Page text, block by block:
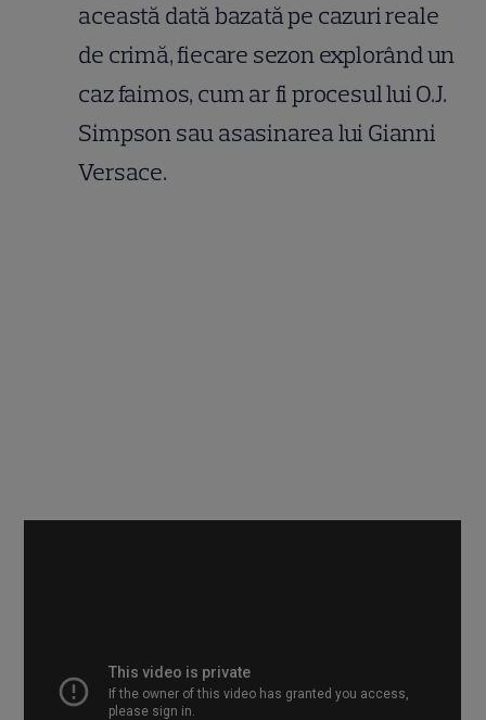
această dată bazată pe cazuri reale
de crimă, fiecare sezon explorând un
caz faimos, cum ar fi procesul lui O.J.
Simpson sau asasinarea lui Gianni
Versace.